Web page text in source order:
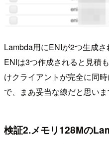
Lambda用にENIが2つ生成さ
ENIは3つ作成されると見積
けクライアントが完全に同
で、まあ妥当な線だと思いま
検証2.メモリ128Mの